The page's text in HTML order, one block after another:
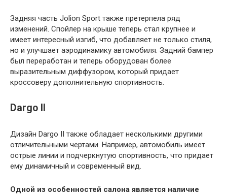
Задняя часть Jolion Sport также претерпела ряд
изменений. Спойлер на крыше теперь стал крупнее и
имеет интересный изгиб, что добавляет не только стиля,
но и улучшает аэродинамику автомобиля. Задний бампер
был переработан и теперь оборудован более
выразительным диффузором, который придает
кроссоверу дополнительную спортивность.
Dargo II
Дизайн Dargo II также обладает несколькими другими
отличительными чертами. Например, автомобиль имеет
острые линии и подчеркнутую спортивность, что придает
ему динамичный и современный вид.
Одной из особенностей салона является наличие